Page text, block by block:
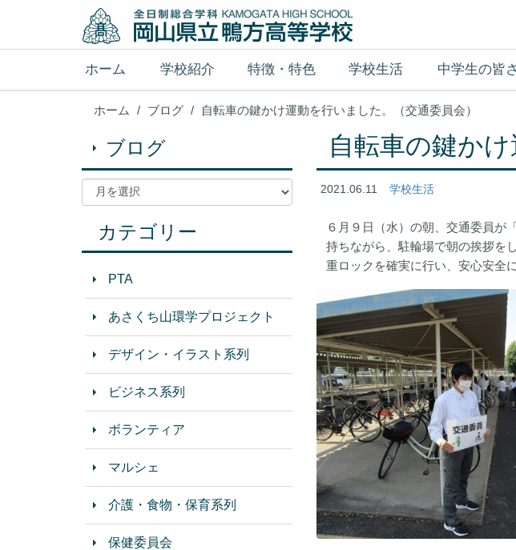
ホーム 学校紹介 特徴・特色 学校生活 中学生の皆
ホーム ブログ 自転車の鍵かけ運動を行いました。（交通委員会）
自転車の鍵か
2021.06.11 学校生活
６月９日（水）の朝、交通委員が
持ちながら、駐輪場で朝の挨拶を
重ロックを確実に行い、安心安全
ブログ
カテゴリー
PTA
あさくち山環学プロジェクト
デザイン・イラスト系列
ビジネス系列
ボランティア
マルシェ
介護・食物・保育系列
保健委員会